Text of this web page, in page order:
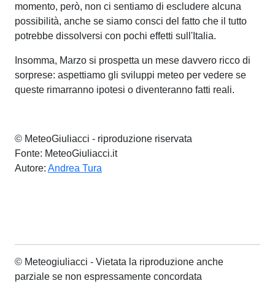
momento, però, non ci sentiamo di escludere alcuna
possibilità, anche se siamo consci del fatto che il tutto
potrebbe dissolversi con pochi effetti sull'Italia.
Insomma, Marzo si prospetta un mese davvero ricco di
sorprese: aspettiamo gli sviluppi meteo per vedere se
queste rimarranno ipotesi o diventeranno fatti reali.
© MeteoGiuliacci - riproduzione riservata
Fonte: MeteoGiuliacci.it
Autore: Andrea Tura
© Meteogiuliacci - Vietata la riproduzione anche
parziale se non espressamente concordata